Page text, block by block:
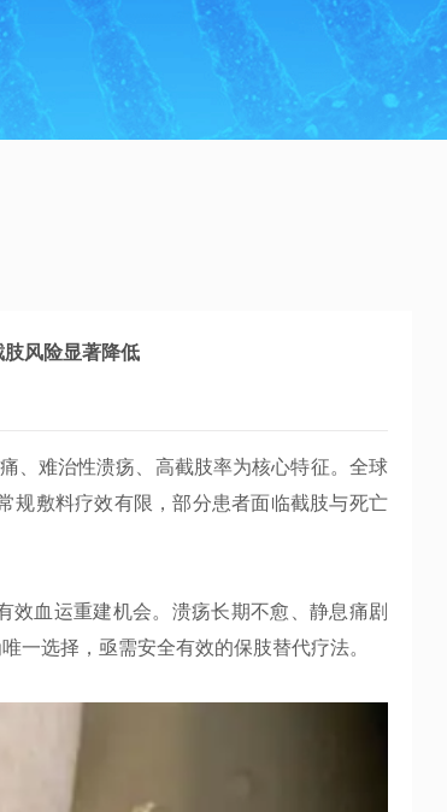
风险显著降低
、难治性溃疡、高截肢率为核心特征。全球
规敷料疗效有限，部分患者面临截肢与死亡
血运重建机会。溃疡长期不愈、静息痛剧
一选择，亟需安全有效的保肢替代疗法。